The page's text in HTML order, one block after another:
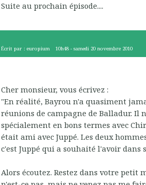
Suite au prochain épisode....
Écrit par : europium 10h48 -samedi 20 novembre 2010
Cher monsieur, vous écrivez :
"En réalité, Bayrou n'a quasiment
réunions de campagne de Balladur. Il
spécialement en bons termes avec
était ami avec Juppé. Les deux
c'est Juppé qui a souhaité l'avoir dans
Alors écoutez. Restez dans votre petit